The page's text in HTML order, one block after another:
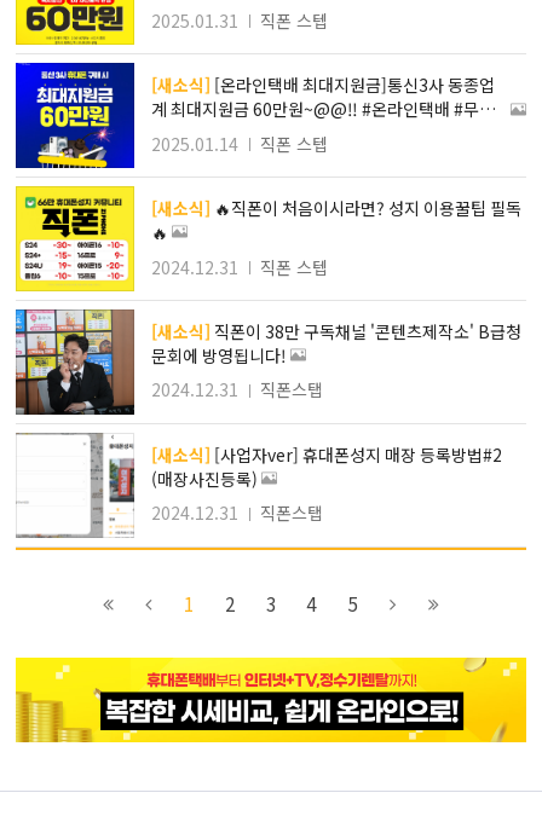
2025.01.31
직폰 스텝
[새소식]
계 최대지원금 60만원~@@‼️ #온라인택배 #무부
가 #조건없음💥💥
2025.01.14 직폰 스텝
[새소식]
🔥
2024.12.31
직폰 스텝
[새소식]
문회에 방영됩니다!
2024.12.31
직폰스탭
[새소식]
(매장사진등록)
2024.12.31
직폰스탭
블록으로페이지로
1 2 3 4 5
페이지로블록으로